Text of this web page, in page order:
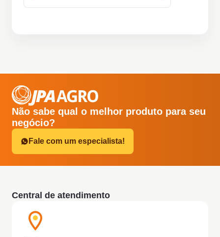
Não sabe qual o melhor produto para seu
negócio?
Fale com um especialista!
Central de atendimento